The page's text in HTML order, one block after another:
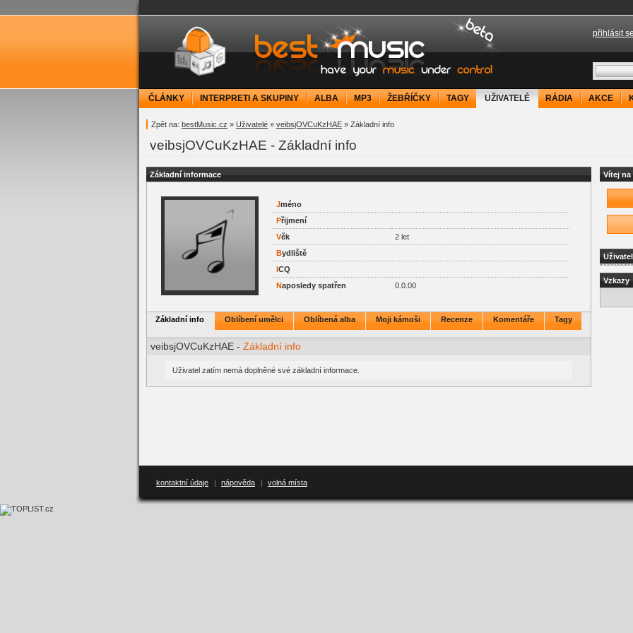
bestMusic.cz - Have your music under control
přihlásit se
ČLÁNKY INTERPRETI A SKUPINY ALBA MP3 ŽEBŘÍČKY TAGY UŽIVATELÉ RÁDIA AKCE
Zpět na: bestMusic.cz » Uživatelé » veibsjOVCuKzHAE » Základní info
veibsjOVCuKzHAE - Základní info
Základní informace
Jméno
Přijmení
Věk
2 let
Bydliště
ICQ
Naposledy spatřen 0.0.00
Základní info Oblíbení umělci Oblíbená alba Moji kámoši Recenze Komentáře Tagy
veibsjOVCuKzHAE - Základní info
Uživatel zatím nemá doplněné své základní informace.
Vítej
Vzkazy
kontaktní údaje | nápověda | volná místa